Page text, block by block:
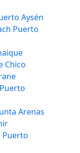
Aysén
Puerto
Chico
Arenas
Puerto